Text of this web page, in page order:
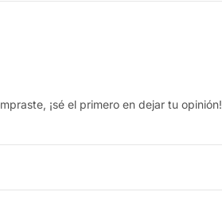
¡sé el primero en dejar tu opinión!